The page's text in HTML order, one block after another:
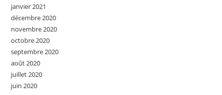
janvier 2021
décembre 2020
novembre 2020
octobre 2020
septembre 2020
août 2020
juillet 2020
juin 2020